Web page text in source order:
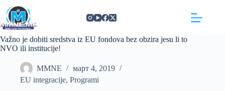
Skip
content
Važno je dobiti sredstva iz EU fondova bez obzira jesu li to
NVO ili institucije!
MMNE
март 4, 2019
EU integracije, Programi